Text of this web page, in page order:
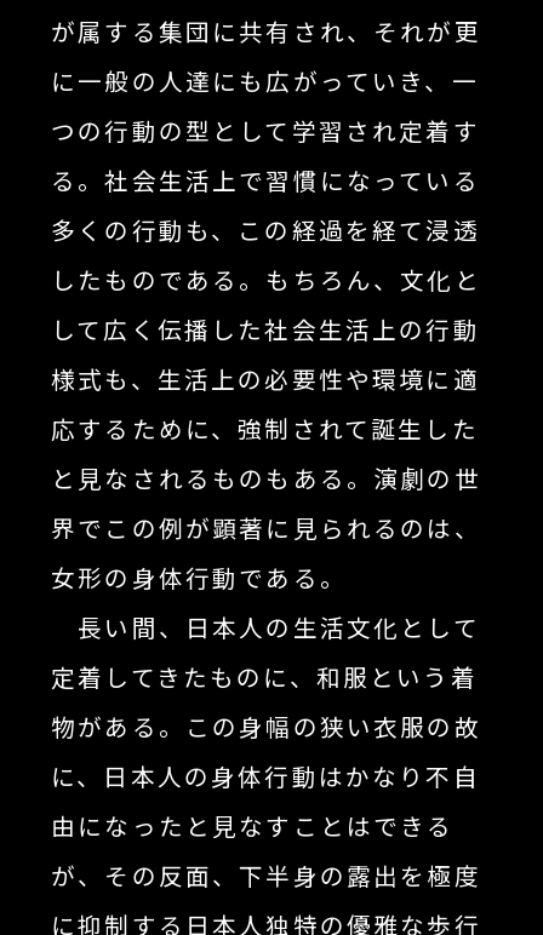
が属する集団に共有され、それが更
に一般の人達にも広がっていき、一
つの行動の型として学習され定着す
る。社会生活上で習慣になっている
多くの行動も、この経過を経て浸透
したものである。もちろん、文化と
して広く伝播した社会生活上の行動
様式も、生活上の必要性や環境に適
応するために、強制されて誕生した
と見なされるものもある。演劇の世
界でこの例が顕著に見られるのは、
女形の身体行動である。
長い間、日本人の生活文化として
定着してきたものに、和服という着
物がある。この身幅の狭い衣服の故
に、日本人の身体行動はかなり不自
由になったと見なすことはできる
が、その反面、下半身の露出を極度
に抑制する日本人独特の優雅な歩行